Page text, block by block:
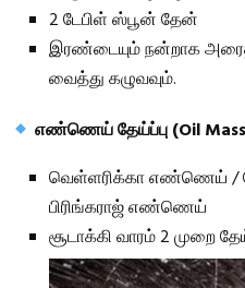
2 டேபிள் ஸ்பூன் தேன்
இரண்டையும் நன்றாக
வைத்து கழுவவும்.
எண்ணெய் தேய்ப்பு (Oil
வெள்ளரிக்கா எண்ணெய்
பிரிங்கராஜ் எண்ணெய்
சூடாக்கி வாரம் 2 முறை